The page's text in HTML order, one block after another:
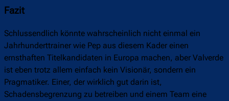
Fazit
Schlussendlich könnte wahrscheinlich nicht einmal ein
Jahrhunderttrainer wie Pep aus diesem Kader einen
ernsthaften Titelkandidaten in Europa machen, aber Valverde
ist eben trotz allem einfach kein Visionär, sondern ein
Pragmatiker. Einer, der wirklich gut darin ist,
Schadensbegrenzung zu betreiben und einem Team eine